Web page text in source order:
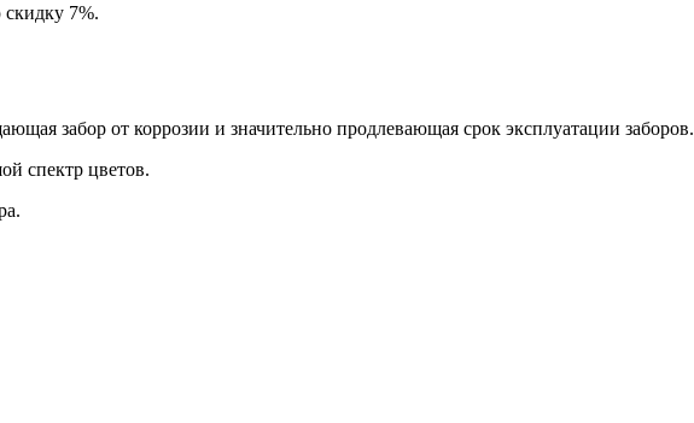
7%.
забор от коррозии и значительно продлевающая срок эксплуатации заборов.
спектр цветов.